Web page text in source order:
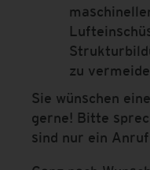
zu
Sie wünschen
gerne! Bitte
sind nur ein